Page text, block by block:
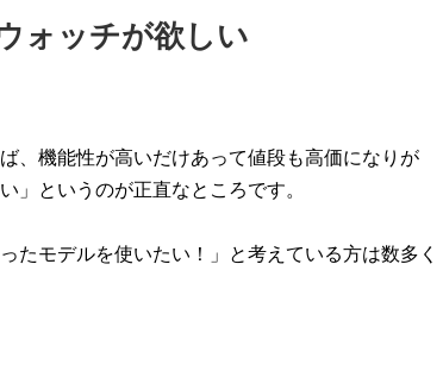
ォッチが欲しい
、機能性が高いだけあって値段も高価になりが
」というのが正直なところです。
たモデルを使いたい！」と考えている方は数多く